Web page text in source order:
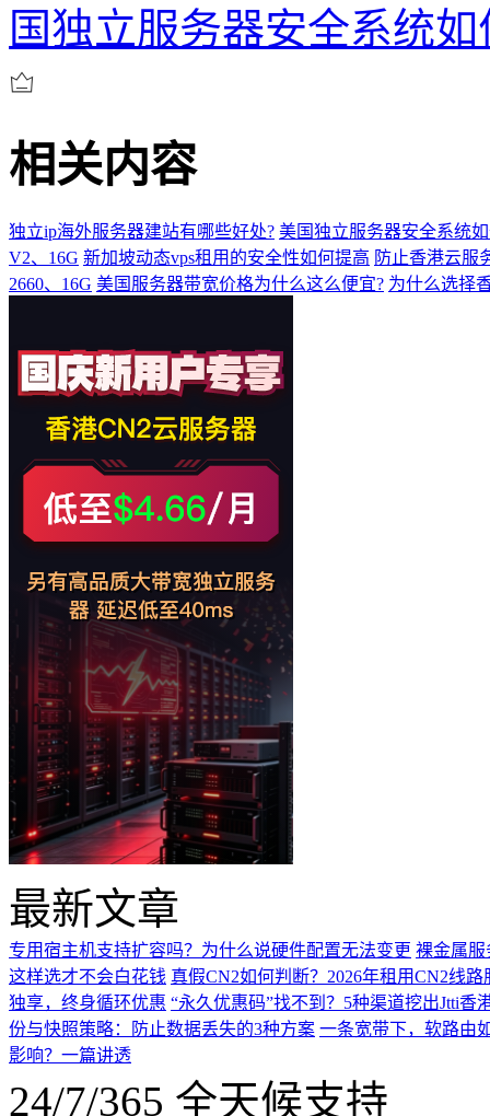
国独立服务器安全系统
相关内容
独立ip海外服务器建站有哪些好处? 美国独立服务器安全系统
V2、16G 新加坡动态vps租用的安全性如何提高 防止香港云服
2660、16G 美国服务器带宽价格为什么这么便宜? 为什么选择
最新文章
专用宿主机支持扩容吗？为什么说硬件配置无法变更 裸金属服
这样选才不会白花钱 真假CN2如何判断？2026年租用CN2线
独享，终身循环优惠 “永久优惠码”找不到？5种渠道挖出Jtti香
份与快照策略：防止数据丢失的3种方案 一条宽带下，软路由
影响？一篇讲透
24/7/365 全天候支持